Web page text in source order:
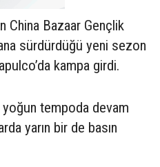
China Bazaar Gençlik
sürdürdüğü yeni sezon
kampa girdi.
yoğun tempoda devam
yarın bir de basın